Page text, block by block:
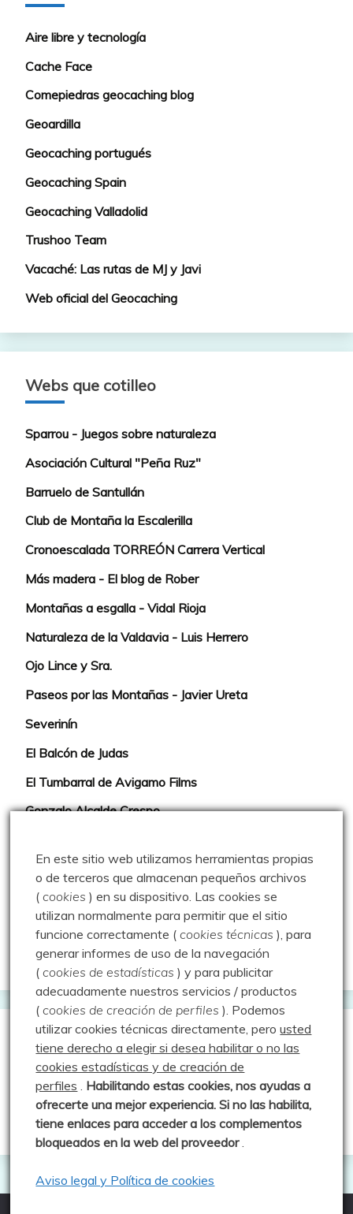
Aire libre y tecnología
Cache Face
Comepiedras geocaching blog
Geoardilla
Geocaching portugués
Geocaching Spain
Geocaching Valladolid
Trushoo Team
Vacaché: Las rutas de MJ y Javi
Web oficial del Geocaching
Webs que cotilleo
Sparrou - Juegos sobre naturaleza
Asociación Cultural "Peña Ruz"
Barruelo de Santullán
Club de Montaña la Escalerilla
Cronoescalada TORREÓN Carrera Vertical
Más madera - El blog de Rober
Montañas a esgalla - Vidal Rioja
Naturaleza de la Valdavia - Luis Herrero
Ojo Lince y Sra.
Paseos por las Montañas - Javier Ureta
Severinín
El Balcón de Judas
El Tumbarral de Avigamo Films
Gonzalo Alcalde Crespo
Rutas y excursiones con niños
Valdeolea. Río Camesa, la vía azul
Aprendiz de sueños
Guías de Montaña
Manu - Entre Valles y Cumbre
Luis Crespo Fernández
En este sitio web utilizamos herramientas propias
o de terceros que almacenan pequeños archivos
(cookies ) en su dispositivo. Las cookies se
utilizan normalmente para permitir que el sitio
funcione correctamente (cookies técnicas ), para
generar informes de uso de la navegación
(cookies de estadísticas ) y para publicitar
adecuadamente nuestros servicios / productos
(cookies de creación de perfiles ). Podemos
utilizar cookies técnicas directamente, perousted
tiene derecho a elegir si desea habilitar o no las
cookies estadísticas y de creación de
perfiles . Habilitando estas cookies, nos ayudas a
ofrecerte una mejor experiencia. Si no las habilita,
tiene enlaces para acceder a los complementos
bloqueados en la web del proveedor.
Aviso legal y Política de cookies